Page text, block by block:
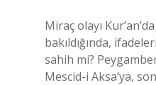
Miraç olayı
bakıldığında,
sahih mi?
Mescid-i Aksa’ya,